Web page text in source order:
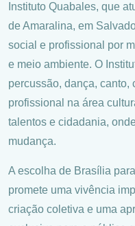
Instituto Quabales, que
de Amaralina, em
social e profissional por
e meio ambiente. O
percussão, dança, canto,
profissional na área
talentos e cidadania,
mudança.
A escolha de Brasília
promete uma vivência
criação coletiva e uma